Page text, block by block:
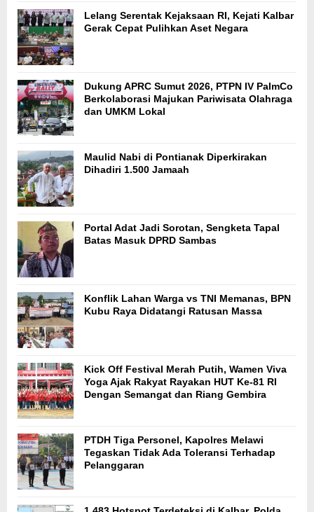
Lelang Serentak Kejaksaan RI, Kejati Kalbar
Gerak Cepat Pulihkan Aset Negara
Dukung APRC Sumut 2026, PTPN IV PalmCo
Berkolaborasi Majukan Pariwisata Olahraga
dan UMKM Lokal
Maulid Nabi di Pontianak Diperkirakan
Dihadiri 1.500 Jamaah
Portal Adat Jadi Sorotan, Sengketa Tapal
Batas Masuk DPRD Sambas
Konflik Lahan Warga vs TNI Memanas, BPN
Kubu Raya Didatangi Ratusan Massa
Kick Off Festival Merah Putih, Wamen Viva
Yoga Ajak Rakyat Rayakan HUT Ke-81 RI
Dengan Semangat dan Riang Gembira
PTDH Tiga Personel, Kapolres Melawi
Tegaskan Tidak Ada Toleransi Terhadap
Pelanggaran